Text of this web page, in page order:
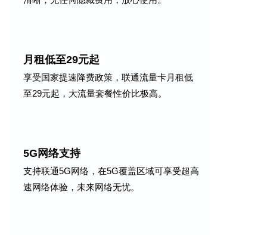
月租低至29元起
享受国家提速降费政策，联通流量卡月租低
至29元起，大流量套餐性价比极高。
5G网络支持
支持联通5G网络，在5G覆盖区域可享受超高
速网络体验，未来网络无忧。